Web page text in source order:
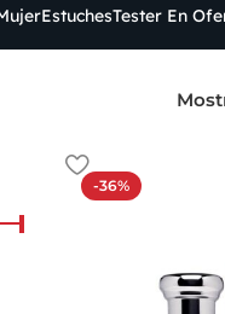
EstuchesTester En
-36%